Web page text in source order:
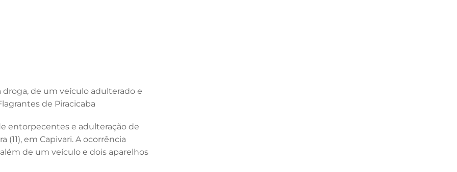
droga, de um veículo adulterado e
de Piracicaba
entorpecentes e adulteração de
em Capivari. A ocorrência
de um veículo e dois aparelhos